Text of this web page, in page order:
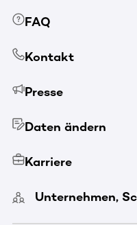
FAQ
Kontakt
Presse
Daten ändern
Karriere
Unternehmen,